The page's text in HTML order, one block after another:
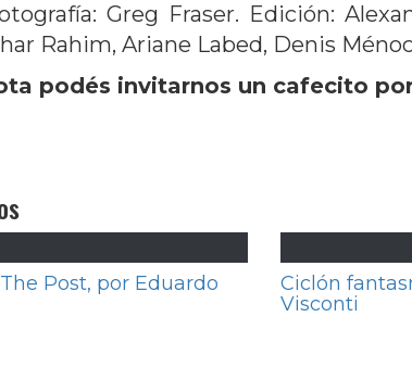
Greg Fraser. Edición:
Rahim, Ariane Labed, Denis
podés invitarnos un cafecito
Post, por Eduardo
Ciclón
Visconti